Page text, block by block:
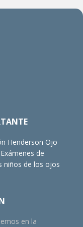
Henderson Ojo
Exámenes de
niños de los ojos
en la